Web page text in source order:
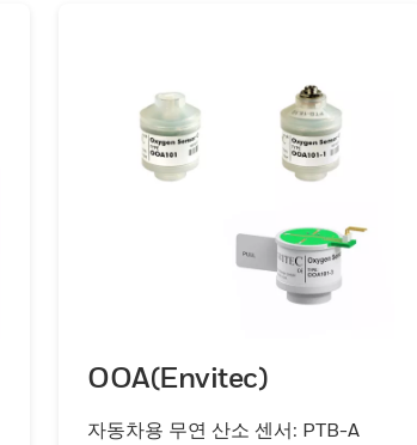
OOA(Envitec)
자동차용 무연 산소 센서: PTB-A